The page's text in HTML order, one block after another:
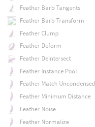
Feather Barb Tangents
Feather Barb Transform
Feather Clump
Feather Deform
Feather Deintersect
Feather Instance Pool
Feather Match Uncondensed
Feather Minimum Distance
Feather Noise
Feather Normalize